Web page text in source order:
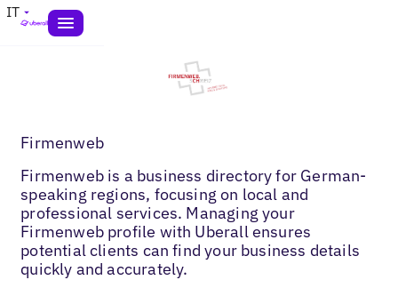
IT
Firmenweb
Firmenweb is a business directory for German-
speaking regions, focusing on local and
professional services. Managing your
Firmenweb profile with Uberall ensures
potential clients can find your business details
quickly and accurately.